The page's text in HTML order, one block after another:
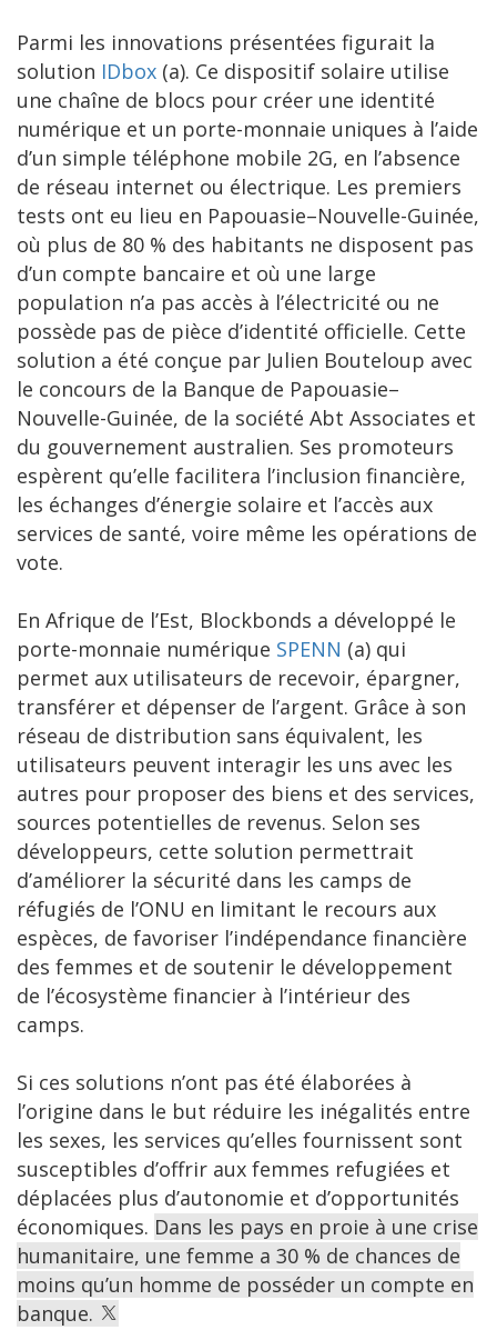
Parmi les innovations présentées figurait la
solution IDbox (a). Ce dispositif solaire utilise
une chaîne de blocs pour créer une identité
numérique et un porte-monnaie uniques à l’aide
d’un simple téléphone mobile 2G, en l’absence
de réseau internet ou électrique. Les premiers
tests ont eu lieu en Papouasie–Nouvelle-Guinée,
où plus de 80 % des habitants ne disposent pas
d’un compte bancaire et où une large
population n’a pas accès à l’électricité ou ne
possède pas de pièce d’identité officielle. Cette
solution a été conçue par Julien Bouteloup avec
le concours de la Banque de Papouasie–
Nouvelle-Guinée, de la société Abt Associates et
du gouvernement australien. Ses promoteurs
espèrent qu’elle facilitera l’inclusion financière,
les échanges d’énergie solaire et l’accès aux
services de santé, voire même les opérations de
vote.
En Afrique de l’Est, Blockbonds a développé le
porte-monnaie numérique SPENN (a) qui
permet aux utilisateurs de recevoir, épargner,
transférer et dépenser de l’argent. Grâce à son
réseau de distribution sans équivalent, les
utilisateurs peuvent interagir les uns avec les
autres pour proposer des biens et des services,
sources potentielles de revenus. Selon ses
développeurs, cette solution permettrait
d’améliorer la sécurité dans les camps de
réfugiés de l’ONU en limitant le recours aux
espèces, de favoriser l’indépendance financière
des femmes et de soutenir le développement
de l’écosystème financier à l’intérieur des
camps.
Si ces solutions n’ont pas été élaborées à
l’origine dans le but réduire les inégalités entre
les sexes, les services qu’elles fournissent sont
susceptibles d’offrir aux femmes refugiées et
déplacées plus d’autonomie et d’opportunités
économiques. Dans les pays en proie à une crise
humanitaire, une femme a 30 % de chances de
moins qu’un homme de posséder un compte en
banque.